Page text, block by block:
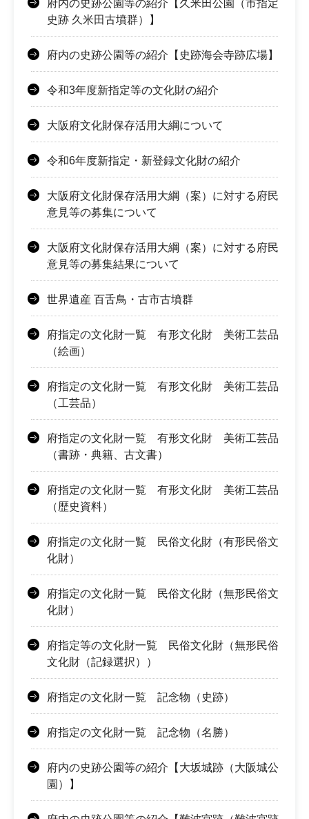
府内の史跡公園等の紹介【久米田公園（市指定
史跡 久米田古墳群）】
府内の史跡公園等の紹介【史跡海会寺跡広場】
令和3年度新指定等の文化財の紹介
大阪府文化財保存活用大綱について
令和6年度新指定・新登録文化財の紹介
大阪府文化財保存活用大綱（案）に対する府民
意見等の募集について
大阪府文化財保存活用大綱（案）に対する府民
意見等の募集結果について
世界遺産 百舌鳥・古市古墳群
府指定の文化財一覧 有形文化財 美術工芸品
（絵画）
府指定の文化財一覧 有形文化財 美術工芸品
（工芸品）
府指定の文化財一覧 有形文化財 美術工芸品
（書跡・典籍、古文書）
府指定の文化財一覧 有形文化財 美術工芸品
（歴史資料）
府指定の文化財一覧 民俗文化財（有形民俗文
化財）
府指定の文化財一覧 民俗文化財（無形民俗文
化財）
府指定等の文化財一覧 民俗文化財（無形民俗
文化財（記録選択））
府指定の文化財一覧 記念物（史跡）
府指定の文化財一覧 記念物（名勝）
府内の史跡公園等の紹介【大坂城跡（大阪城公
園）】